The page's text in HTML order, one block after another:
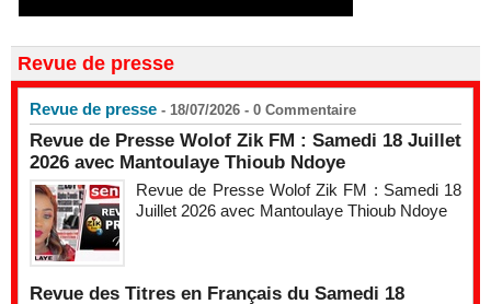
Revue de presse
Revue de presse - 18/07/2026 - 0 Commentaire
Revue de Presse Wolof Zik FM : Samedi 18 Juillet
2026 avec Mantoulaye Thioub Ndoye
Revue de Presse Wolof Zik FM : Samedi 18
Juillet 2026 avec Mantoulaye Thioub Ndoye
Revue des Titres en Français du Samedi 18